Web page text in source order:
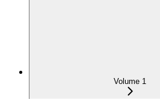
Volume 1